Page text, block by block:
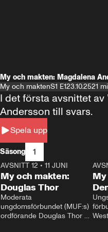
My och makten: Magdalena
My och maktenS1 E123.10.2521
Spela upp
I det första avsnittet
Andersson till svars.
Säsong 1
26:27
AVSNITT 12 • 11 JUNI
My och makten:
Douglas Thor
Moderata
ungdomsförbundet (MUF:s)
ordförande Douglas Thor